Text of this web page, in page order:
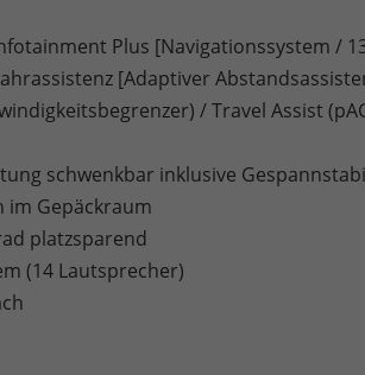
Plus [Navigationssystem /
[Adaptiver
/ Travel Assist
schwenkbar inklusive
im Gepäckraum
platzsparend
(14 Lautsprecher)